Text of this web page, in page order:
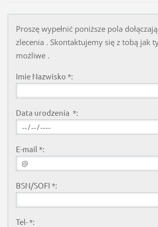
Proszę wypełnić poniższe pola
zlecenia . Skontaktujemy się z tobą jak
możliwe .
Imie Nazwisko *:
Data urodzenia *:
E-mail *:
BSN/SOFI *:
Tel- *: